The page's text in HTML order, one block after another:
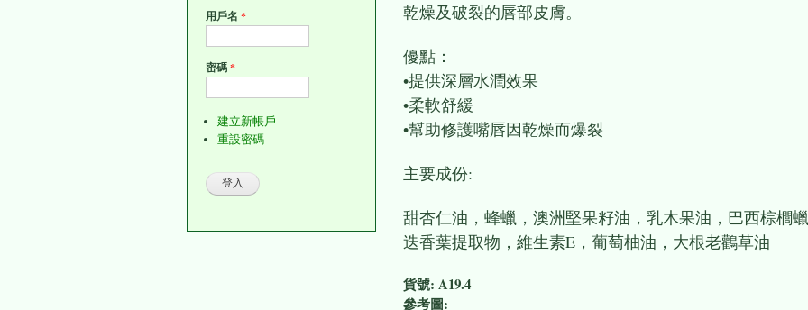
用戶名 *
密碼*
建立新帳戶
重設密碼
乾燥及破裂的唇部皮膚。
優點：
•提供深層水潤效果
•柔軟舒緩
•幫助修護嘴唇因乾燥而爆裂
主要成份:
甜杏仁油，蜂蠟，澳洲堅果籽油，乳木果油，巴西棕櫚
迭香葉提取物，維生素E，葡萄柚油，大根老鸛草油
貨號: A19.4
參考圖: